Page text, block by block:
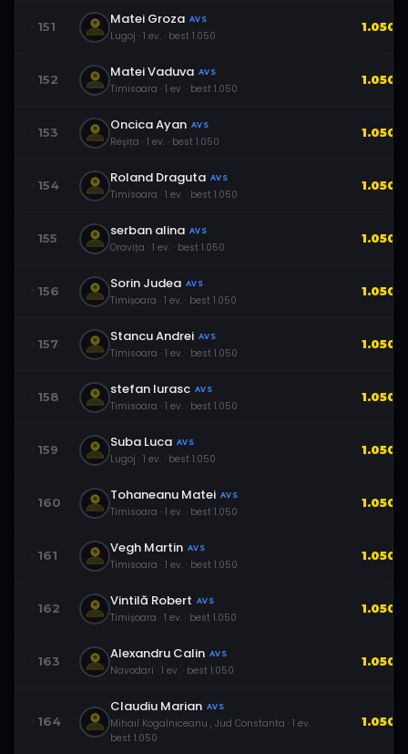
151 Matei Groza AVS
Lugoj · 1 ev. · best 1.050
1.050
152 Matei Vaduva AVS
Timisoara · 1 ev. · best 1.050
1.050
153 Oncica Ayan AVS
Reşița · 1 ev. · best 1.050
1.050
154 Roland Draguta AVS
Timisoara · 1 ev. · best 1.050
1.050
155 serban alina AVS
Oravița · 1 ev. · best 1.050
1.050
156 Sorin Judea AVS
Timișoara · 1 ev. · best 1.050
1.050
157 Stancu Andrei AVS
Timisoara · 1 ev. · best 1.050
1.050
158 stefan Iurasc AVS
Timisoara · 1 ev. · best 1.050
1.050
159 Suba Luca AVS
Lugoj · 1 ev. · best 1.050
1.050
160 Tohaneanu Matei AVS
Timisoara · 1 ev. · best 1.050
1.050
161 Vegh Martin AVS
Timisoara · 1 ev. · best 1.050
1.050
162 Vintilă Robert AVS
Timișoara · 1 ev. · best 1.050
1.050
163 Alexandru Calin AVS
Navodari · 1 ev. · best 1.050
1.050
164
Claudiu Marian AVS
Mihail Kogalniceanu , Jud Constanta · 1 ev. ·
best 1.050
1.050